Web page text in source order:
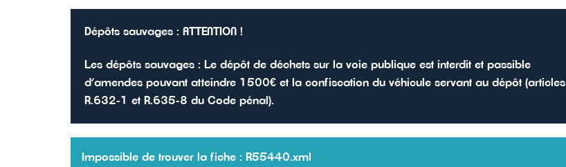
Dépôts sauvages : ATTENTION !
Les dépôts sauvages : Le dépôt de déchets sur la voie publique est interdit et passible
d’amendes pouvant atteindre 1500€ et la confiscation du véhicule servant au dépôt (articles
R.632-1 et R.635-8 du Code pénal).
Impossible de trouver la fiche : R55440.xml